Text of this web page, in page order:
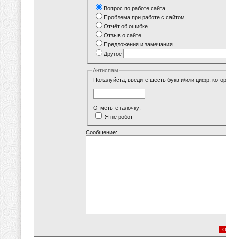
Вопрос по работе сайта
Проблема при работе с сайтом
Отчёт об ошибке
Отзыв о сайте
Предложения и замечания
Другое
Антиспам
Пожалуйста, введите шесть букв и/или цифр,
Отметьте галочку:
Я не робот
Сообщение: